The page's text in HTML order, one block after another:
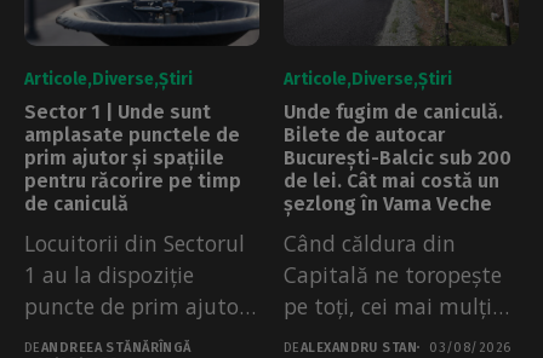
Articole Diverse Știri
Sector 1 | Unde sunt
amplasate punctele de
prim ajutor și spațiile
pentru răcorire pe timp
de caniculă
Locuitorii din Sectorul
1 au la dispoziție
puncte de prim ajutor,
apă...
DEANDREEA STĂNĂRÎNGĂ
Articole Diverse Știri
Unde fugim de caniculă.
Bilete de autocar
București-Balcic sub 200
de lei. Cât mai costă un
șezlong în Vama Veche
Când căldura din
Capitală ne toropește
pe toți, cei mai mulți
dintre...
DEALEXANDRU STAN 03/08/2026